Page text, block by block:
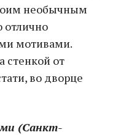
необычным
отлично
мотивами.
стенкой от
во дворце
(Санкт-